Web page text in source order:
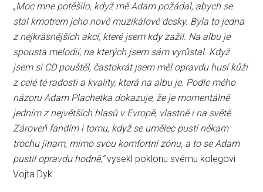
„Moc mne potěšilo, když mě Adam požádal, abych se
stal kmotrem jeho nové muzikálové desky. Byla to jedna
z nejkrásnějších akcí, které jsem kdy zažil. Na albu je
spousta melodií, na kterých jsem sám vyrůstal. Když
jsem si CD pouštěl, častokrát jsem měl opravdu husí kůži
z celé té radosti a kvality, která na albu je. Podle mého
názoru Adam Plachetka dokazuje, že je momentálně
jedním z největších hlasů v Evropě, vlastně i na světě.
Zároveň fandím i tomu, když se umělec pustí někam
trochu jinam, mimo svou komfortní zónu, a to se Adam
pustil opravdu hodně,“vysekl poklonu svému kolegovi
Vojta Dyk.